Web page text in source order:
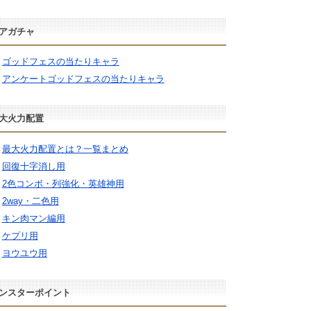
ガチャ
ゴッドフェスの当たりキャラ
アンケートゴッドフェスの当たりキャラ
火力配置
最大火力配置とは？一覧まとめ
回復十字消し用
2色コンボ・列強化・英雄神用
2way・二色用
キン肉マン編用
ケプリ用
ヨウユウ用
スターポイント